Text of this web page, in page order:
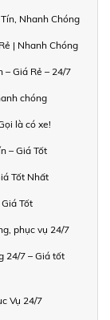
Nhanh Chóng
| Nhanh Chóng
– Giá Rẻ – 24/7
chóng
là có xe!
– Giá Tốt
Tốt Nhất
Tốt
phục vụ 24/7
24/7 – Giá tốt
Vụ 24/7